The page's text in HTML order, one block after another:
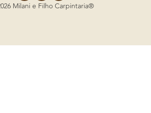
Milani e Filho Carpintaria®